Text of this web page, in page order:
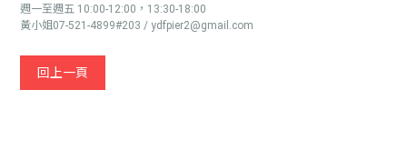
週一至週五 10:00-12:00，13:30-18:00
黃小姐07-521-4899#203 / ydfpier2@gmail.com
回上一頁